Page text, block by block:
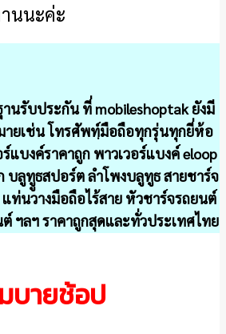
นนะค่ะ
นรับประกัน ที่ mobileshoptak ยังมี
ายเช่น โทรศัพทฺ์มือถือทุกรุ่นทุกยี่ห้อ
แบงค์ราคาถูก พาวเวอร์แบงค์ eloop
บลูทููธสปอร์ต ลำโพงบลูทูธ สายชาร์จ
ท่นวางมือถือไร้สาย หัวชาร์จรถยนต์
ฯลฯ ราคาถูกสุดและทั่วประเทศไทย
บายช้อป